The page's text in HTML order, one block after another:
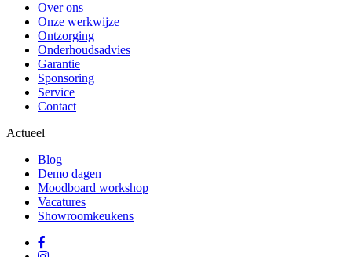
Over ons
Onze werkwijze
Ontzorging
Onderhoudsadvies
Garantie
Sponsoring
Service
Contact
Actueel
Blog
Demo dagen
Moodboard workshop
Vacatures
Showroomkeukens